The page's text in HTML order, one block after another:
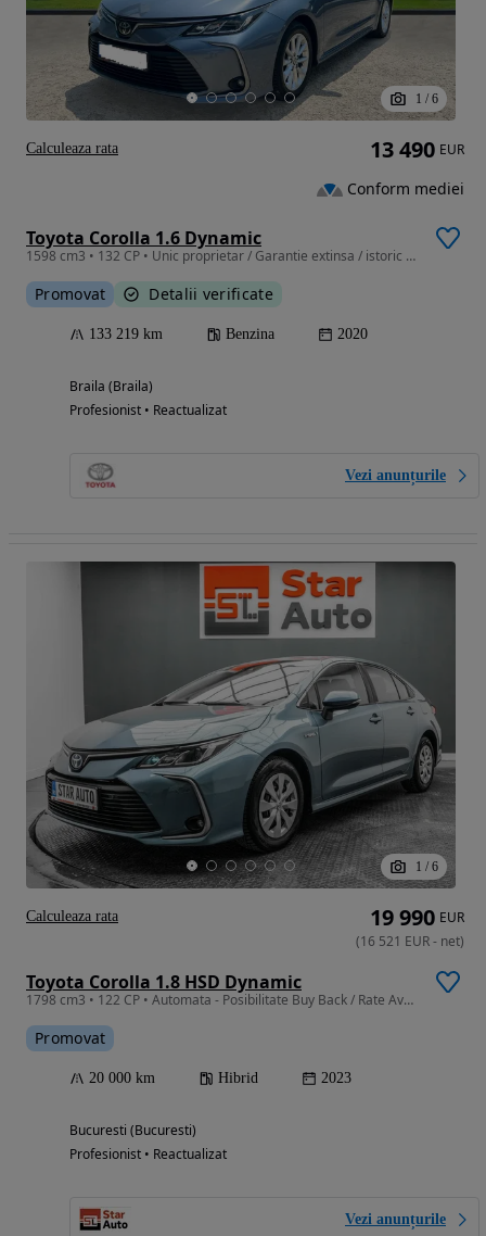
1 / 6
Toyota Corolla 1.6 Dynamic
1598 cm3 • 132 CP • Unic proprietar / Garantie extinsa / istoric service
Promovat Detalii verificate
133 219 km Benzina 2020
Braila (Braila)
Profesionist • Reactualizat
Vezi anunțurile
13 490 EUR
Conform mediei
Calculeaza rata
1 / 6
Toyota Corolla 1.8 HSD Dynamic
1798 cm3 • 122 CP • Automata - Posibilitate Buy Back / Rate Avans 0% / Garantie 36 Luni
Promovat
20 000 km Hibrid 2023
Bucuresti (Bucuresti)
Profesionist • Reactualizat
Vezi anunțurile
19 990 EUR
(16 521 EUR- net)
Calculeaza rata